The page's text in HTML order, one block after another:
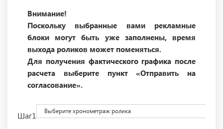
Внимание!
Поскольку выбранные вами рекламные
блоки могут быть уже заполнены, время
выхода роликов может поменяться.
Для получения фактического графика после
расчета выберите пункт «Отправить на
согласование».
Шаг1 Выберите хронометраж ролика